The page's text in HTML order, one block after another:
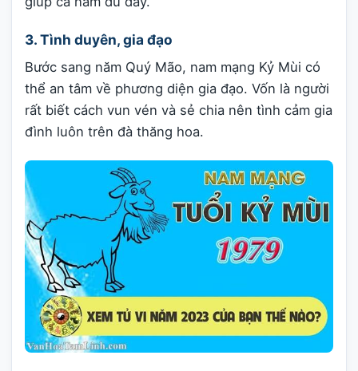
3. Tình duyên, gia đạo
Bước sang năm Quý Mão, nam mạng Kỷ Mùi có
thể an tâm về phương diện gia đạo. Vốn là người
rất biết cách vun vén và sẻ chia nên tình cảm gia
đình luôn trên đà thăng hoa.